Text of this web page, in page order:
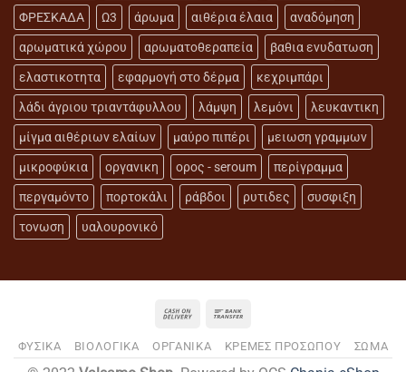
ΦΡΕΣΚΑΔΑ Ω3 άρωμα αιθέρια έλαια αναδόμηση
αρωματικά χώρου αρωματοθεραπεία βαθια ενυδατωση
ελαστικοτητα εφαρμογή στο δέρμα κεχριμπάρι
λάδι άγριου τριαντάφυλλου λάμψη λεμόνι λευκαντικη
μίγμα αιθέριων ελαίων μαύρο πιπέρι μειωση γραμμων
μικροφύκια οργανικη ορος - seroum περίγραμμα
περγαμόντο πορτοκάλι ράβδοι ρυτιδες συσφιξη
τονωση υαλουρονικό
ΦΥΣΙΚΑ ΒΙΟΛΟΓΙΚΑ ΟΡΓΑΝΙΚΑ ΚΡΕΜΕΣ ΠΡΟΣΩΠΟΥ ΣΩΜΑ